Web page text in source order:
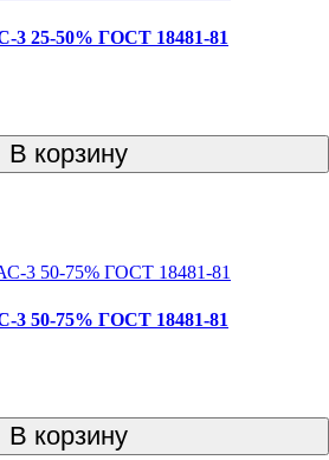
3 25-50% ГОСТ 18481-81
В корзину
3 50-75% ГОСТ 18481-81
В корзину